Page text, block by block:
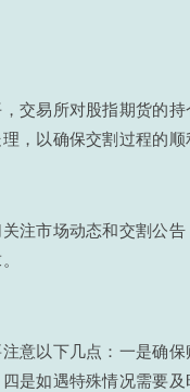
交易所对股指期货的
，以确保交割过程的顺
注市场动态和交割公
意以下几点：一是确
是如遇特殊情况需要及